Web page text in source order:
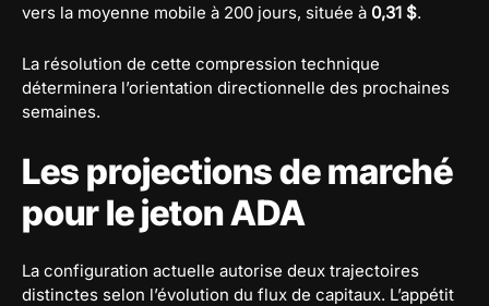
vers la moyenne mobile à 200 jours, située à 0,31 $.
La résolution de cette compression technique
déterminera l’orientation directionnelle des prochaines
semaines.
Les projections de marché
pour le jeton ADA
La configuration actuelle autorise deux trajectoires
distinctes selon l’évolution du flux de capitaux. L’appétit